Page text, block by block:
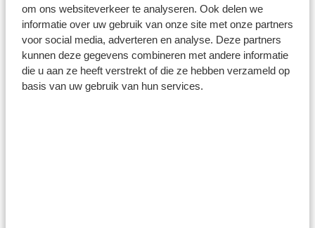
om ons websiteverkeer te analyseren. Ook delen we
informatie over uw gebruik van onze site met onze partners
voor social media, adverteren en analyse. Deze partners
kunnen deze gegevens combineren met andere informatie
die u aan ze heeft verstrekt of die ze hebben verzameld op
basis van uw gebruik van hun services.